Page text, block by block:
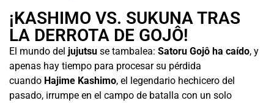
¡KASHIMO VS. SUKUNA TRAS
LA DERROTA DE GOJÔ!
El mundo del jujutsu se tambalea: Satoru Gojô ha caído, y
apenas hay tiempo para procesar su pérdida
cuando Hajime Kashimo, el legendario hechicero del
pasado, irrumpe en el campo de batalla con un solo